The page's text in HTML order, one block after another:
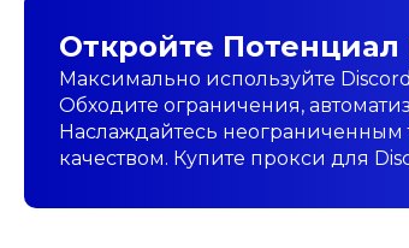
Откройте Потенциал
Максимально используйте
Обходите ограничения,
Наслаждайтесь
качеством. Купите прокси для